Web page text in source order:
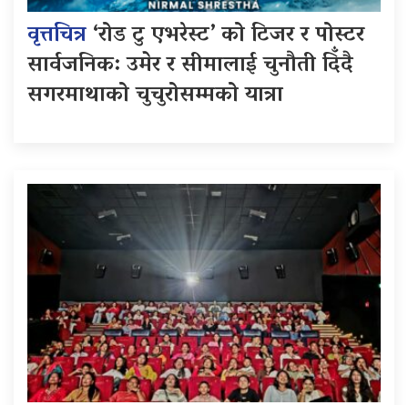
वृत्तचित्र‘रोड टु एभरेस्ट’ को टिजर र पोस्टर
सार्वजनिक: उमेर र सीमालाई चुनौती दिँदै
सगरमाथाको चुचुरोसम्मको यात्रा